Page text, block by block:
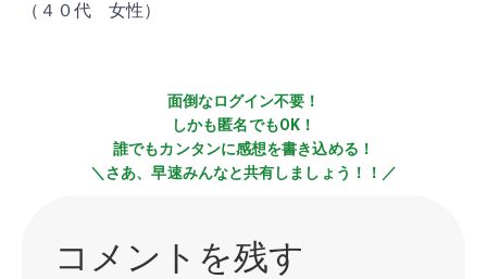
（４０代 女性）
面倒なログイン不要！
しかも匿名でもOK！
誰でもカンタンに感想を書き込める！
＼さあ、早速みんなと共有しましょう！！／
コメントを残す